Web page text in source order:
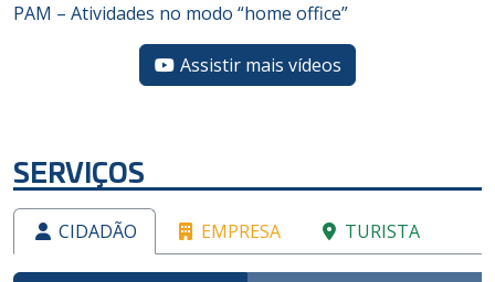
PAM – Atividades no modo “home office”
Assistir mais vídeos
SERVIÇOS
CIDADÃO EMPRESA TURISTA